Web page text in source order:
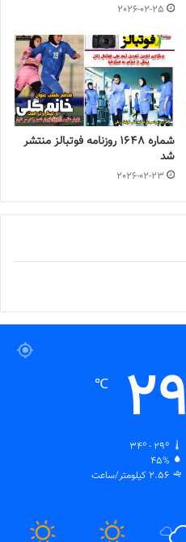
2026-02-25
شماره 1648 روزنامه فوتبالز منتشر
شد
2026-02-23
29
℃
34º - 29º
45%
2.56 کیلومتر/ساعت